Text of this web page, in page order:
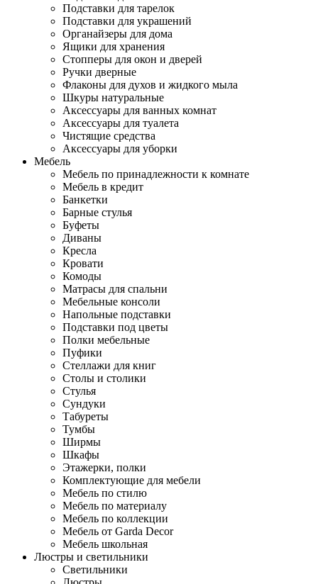
Подставки для тарелок
Подставки для украшений
Органайзеры для дома
Ящики для хранения
Стопперы для окон и дверей
Ручки дверные
Флаконы для духов и жидкого мыла
Шкуры натуральные
Аксессуары для ванных комнат
Аксессуары для туалета
Чистящие средства
Аксессуары для уборки
Мебель
Мебель по принадлежности к комнате
Мебель в кредит
Банкетки
Барные стулья
Буфеты
Диваны
Кресла
Кровати
Комоды
Матрасы для спальни
Мебельные консоли
Напольные подставки
Подставки под цветы
Полки мебельные
Пуфики
Стеллажи для книг
Столы и столики
Стулья
Сундуки
Табуреты
Тумбы
Ширмы
Шкафы
Этажерки, полки
Комплектующие для мебели
Мебель по стилю
Мебель по материалу
Мебель по коллекции
Мебель от Garda Decor
Мебель школьная
Люстры и светильники
Светильники